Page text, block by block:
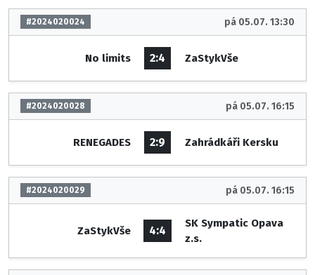
#2024020024 pá 05.07. 13:30
No limits 2:4 ZaStykVše
#2024020028 pá 05.07. 16:15
RENEGADES 2:9 Zahrádkáři Kersku
#2024020029 pá 05.07. 16:15
ZaStykVše 4:4
SK Sympatic Opava
z.s.